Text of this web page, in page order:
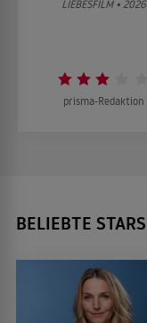
LIEBESFILM • 2026
prisma-Redaktion
BELIEBTE STARS